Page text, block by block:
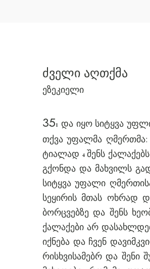
ძველი აღთქმა
ეზეკიელი
351 და იყო სიტყვა
თქვა უფალმა ღმერთმა:
ტიალად4შენს
გქონდა და მახვილს
სიტყვა უფალი
სეყირის მთას ოხრად
ბორცვებზე და შენს
ქალაქები არ
იქნება და ჩვენ
რისხვისამებრ და შენი